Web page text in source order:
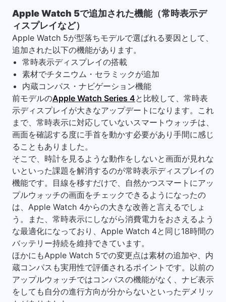
Apple Watch 5で追加された機能（常時表示デ
ィスプレイなど）
Apple Watch 5が型落ちモデルで選ばれる要因として、
追加された以下の機能があります。
常時表示ディスプレイの搭載
素材でチタニウム・セラミックが追加
内蔵コンパス・ナビゲーション機能
前モデルのApple Watch Series 4と比較して、常時表
示ディスプレイが大きなアップデートになります。これ
まで、常時表示に対応していないスマートウォッチは、
画面を確認する度に手首を動かす必要があり手間に感じ
ることもありました。
そこで、時計を見るような動作をしないと画面が見れな
いといった課題を解消するのが常時表示ディスプレイの
機能です。目線を移すだけで、自然かつスマートにアッ
プルウォッチの画面をチェックできるようになったの
は、Apple Watch 4からの大きな改善と言えるでしょ
う。また、常時表示にしながら消費電力をおさえるよう
な最適化になっており、Apple Watch 4と同じ18時間の
バッテリー持続を維持できています。
ほかにもApple Watch 5での変更点は素材の追加や、内
蔵コンパスも実用性で評価されるポイントです。以前の
アップルウォッチではコンパスの機能がなく、ナビ表示
をしても自分の進行方向が分からないといったデメリッ